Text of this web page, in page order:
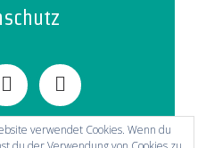
verwendet Cookies. Wenn du